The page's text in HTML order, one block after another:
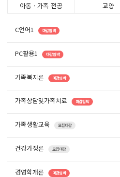
아동ㆍ가족 전공
교양
C언어1 마감임박
PC활용1 마감임박
가족복지론 마감임박
가족상담및가족치료 마감임박
가족생활교육 모집마감
건강가정론 모집마감
경영학개론 마감임박